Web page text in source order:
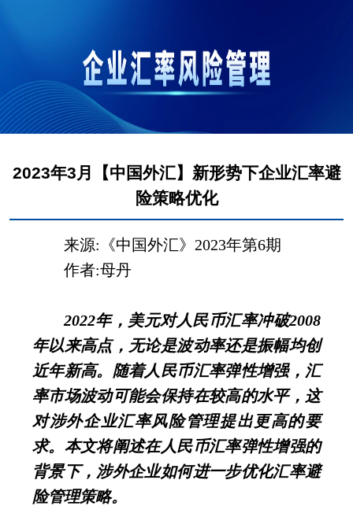
2023年3月【中国外汇】新形势下企业汇率避
险策略优化
来源:《中国外汇》 2023年第6期
作者:母丹
2022年，美元对人民币汇率冲破2008
年以来高点，无论是波动率还是振幅均创
近年新高。随着人民币汇率弹性增强，汇
率市场波动可能会保持在较高的水平，这
对涉外企业汇率风险管理提出更高的要
求。本文将阐述在人民币汇率弹性增强的
背景下，涉外企业如何进一步优化汇率避
险管理策略。